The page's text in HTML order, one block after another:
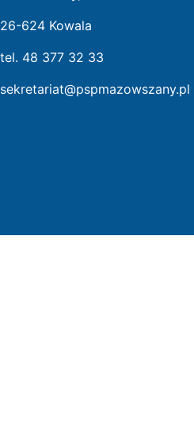
26-624 Kowala
tel. 48 377 32 33
sekretariat@pspmazowszany.pl